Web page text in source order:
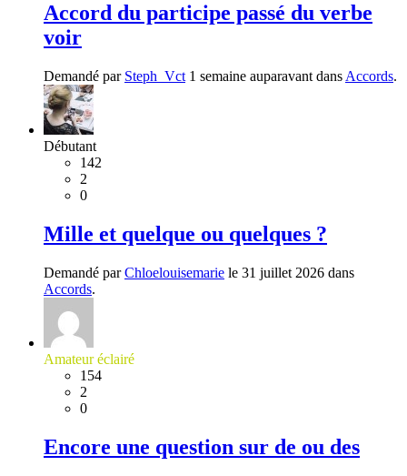
Accord du participe passé du verbe
voir
Demandé par Steph_Vct 1 semaine auparavant dans Accords.
Débutant
142
2
0
Mille et quelque ou quelques ?
Demandé parChloelouisemarie le 31 juillet 2026 dans
Accords.
Amateur éclairé
154
2
0
Encore une question sur de ou des